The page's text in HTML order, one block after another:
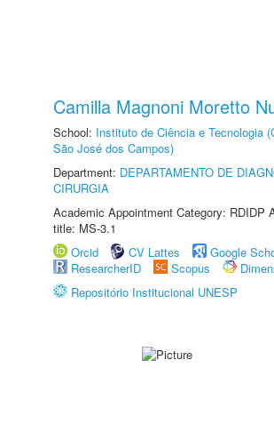
Camilla Magnoni Moretto
School: Instituto de Ciência e Tecnologia
São José dos Campos)
Department: DEPARTAMENTO DE
CIRURGIA
Academic Appointment Category: RDIDP
title: MS-3.1
Orcid
CV Lattes
Google
ResearcherID
Scopus
Repositório Institucional UNESP